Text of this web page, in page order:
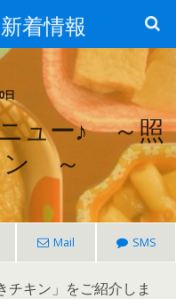
着情報
日
ュー♪ ～照
ン ～
Mail SMS
チキン」をご紹介しま